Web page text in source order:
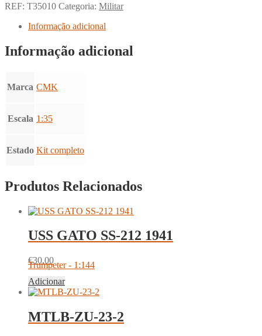
REF: T35010 Categoria: Militar
Informação adicional
Informação adicional
Marca CMK
Escala 1:35
Estado Kit completo
Produtos Relacionados
USS GATO SS-212 1941
€30.00
Trumpeter - 1:144
Adicionar
MTLB-ZU-23-2